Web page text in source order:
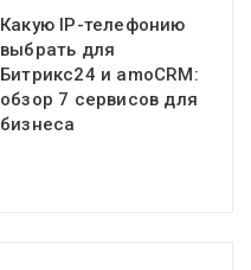
Какую IP-телефонию
выбрать для
Битрикс24 и amoCRM:
обзор 7 сервисов для
бизнеса